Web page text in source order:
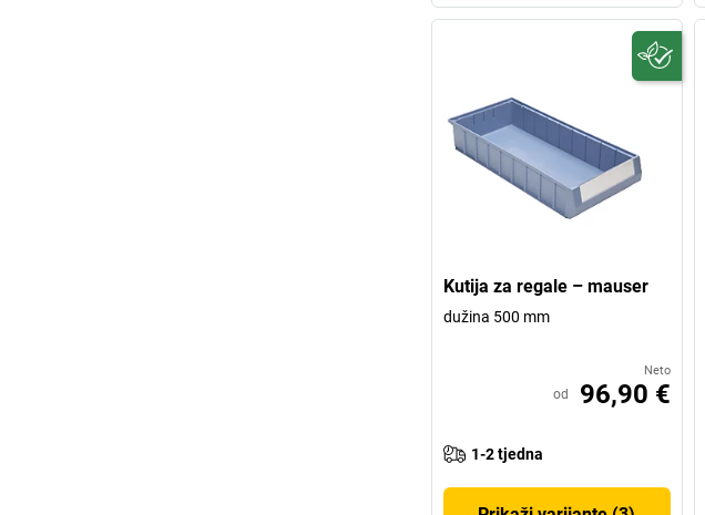
Kutija za regale – mauser
dužina 500 mm
Neto
od 96,90 €
1-2 tjedna